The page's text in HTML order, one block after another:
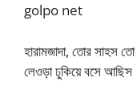
golpo net
হারামজাদা, তোর সাহস
লেওড়া ঢুকিয়ে বসে